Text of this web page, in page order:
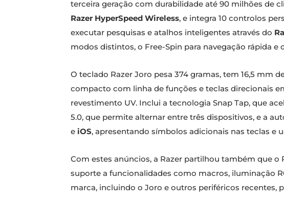
terceira geração com durabilidade até 90 milhões de
Razer HyperSpeed Wireless, e integra 10 controlos
executar pesquisas e atalhos inteligentes através do
modos distintos, o Free-Spin para navegação rápida
O teclado Razer Joro pesa 374 gramas, tem 16,5 mm
compacto com linha de funções e teclas direcionais
revestimento UV. Inclui a tecnologia Snap Tap, que
5.0, que permite alternar entre três dispositivos, e a
e iOS, apresentando símbolos adicionais nas teclas e
Com estes anúncios, a Razer partilhou também que o
suporte a funcionalidades como macros, iluminação
marca, incluindo o Joro e outros periféricos